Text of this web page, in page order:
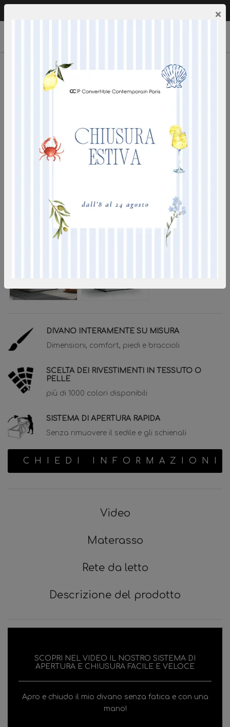
IT×
CHARLESTON 18
DIVANO INTERAMENTE SU MISURA
Dimensioni, comfort, piedi e braccioli
SCELTA DEI RIVESTIMENTI IN TESSUTO O
PELLE
più di 1000 colori disponibili
SISTEMA DI APERTURA RAPIDA
Senza rimuovere il sedile e gli schienali
CHIEDI INFORMAZIONI
Video
Materasso
Rete da letto
Descrizione del prodotto
SCOPRI NEL VIDEO IL NOSTRO SISTEMA DI
APERTURA E CHIUSURA FACILE E VELOCE
Apro e chiudo il mio divano senza fatica e con una
mano!